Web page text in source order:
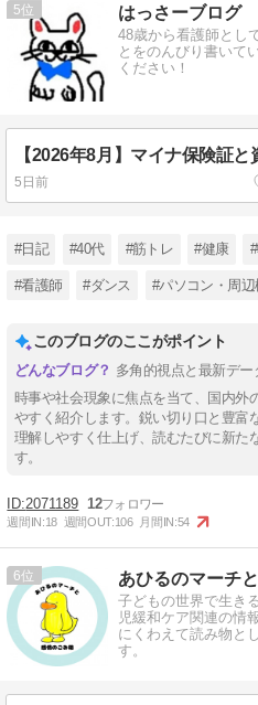
5 はっさーブログ
48歳から看護師とし
とをのんびり書いて
ください！
5日前
#日記 #40代 #筋トレ #健康
#看護師 #ダンス #パソコン・周辺
このブログのここがポイント
多角的視点と最新デ
時事や社会現象に焦点を当て、国内外
やすく紹介します。鋭い切り口と豊富
理解しやすく仕上げ、読むたびに新た
す。
2071189 12
週間IN:18 週間OUT:106 月間IN:54
6 あひるのマーチ
子どもの世界で生き
児緩和ケア関連の情
にくわえて読み物と
す。